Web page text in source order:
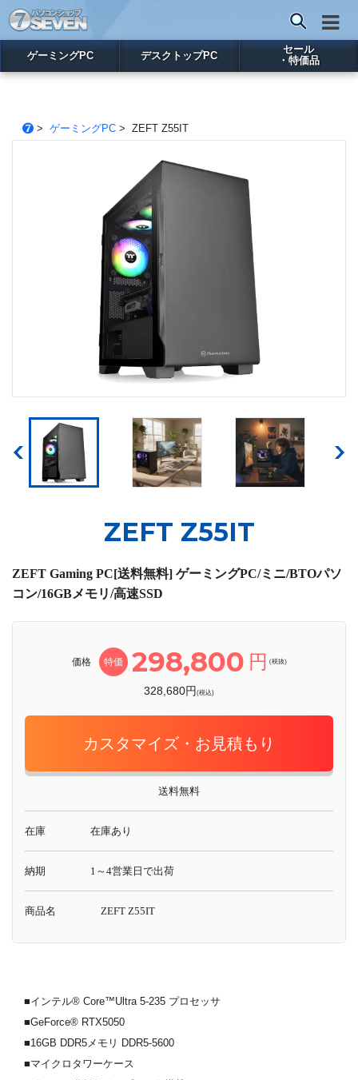
ゲーミングPC デスクトップPC
セール
・特価品
> ゲーミングPC> ZEFT Z55IT
ZEFT Z55IT
ZEFT Gaming PC[送料無料] ゲーミングPC/ミニ/BTOパソ
コン/16GBメモリ/高速SSD
価格 特価 298,800 円 (税抜)
328,680円(税込)
カスタマイズ・お見積もり
送料無料
在庫 在庫あり
納期 1～4営業日で出荷
商品名 ZEFT Z55IT
■インテル® Core™Ultra 5-235 プロセッサ
■GeForce® RTX5050
■16GB DDR5メモリ DDR5-5600
■マイクロタワーケース